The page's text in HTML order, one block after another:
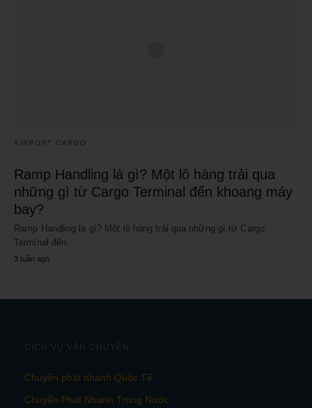
AIRPORT CARGO
Ramp Handling là gì? Một lô hàng trải qua
những gì từ Cargo Terminal đến khoang máy
bay?
Ramp Handling là gì? Một lô hàng trải qua những gì từ Cargo
Terminal đến…
3 tuần ago
DỊCH VỤ VẬN CHUYỂN
Chuyển phát nhanh Quốc Tế
Chuyển Phát Nhanh Trong Nước